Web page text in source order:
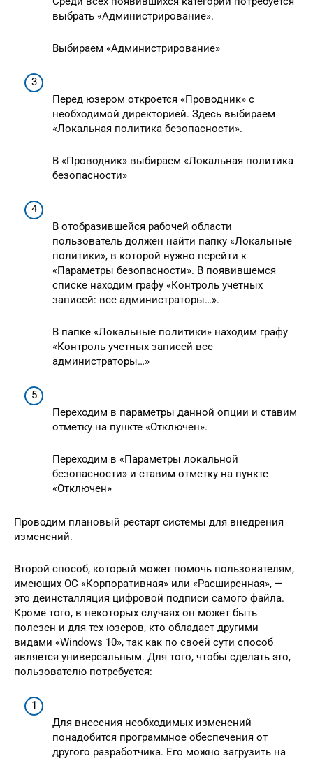
выбрать «Администрирование».
Выбираем «Администрирование»
Перед юзером откроется «Проводник» с
необходимой директорией. Здесь выбираем
«Локальная политика безопасности».
В «Проводник» выбираем «Локальная политика
безопасности»
В отобразившейся рабочей области
пользователь должен найти папку «Локальные
политики», в которой нужно перейти к
«Параметры безопасности». В появившемся
списке находим графу «Контроль учетных
записей: все администраторы…».
В папке «Локальные политики» находим графу
«Контроль учетных записей все
администраторы…»
Переходим в параметры данной опции и ставим
отметку на пункте «Отключен».
Переходим в «Параметры локальной
безопасности» и ставим отметку на пункте
«Отключен»
Проводим плановый рестарт системы для внедрения
изменений.
Второй способ, который может помочь пользователям,
имеющих ОС «Корпоративная» или «Расширенная», —
это деинсталляция цифровой подписи самого файла.
Кроме того, в некоторых случаях он может быть
полезен и для тех юзеров, кто обладает другими
видами «Windows 10», так как по своей сути способ
является универсальным. Для того, чтобы сделать это,
пользователю потребуется:
Для внесения необходимых изменений
понадобится программное обеспечения от
другого разработчика. Его можно загрузить на